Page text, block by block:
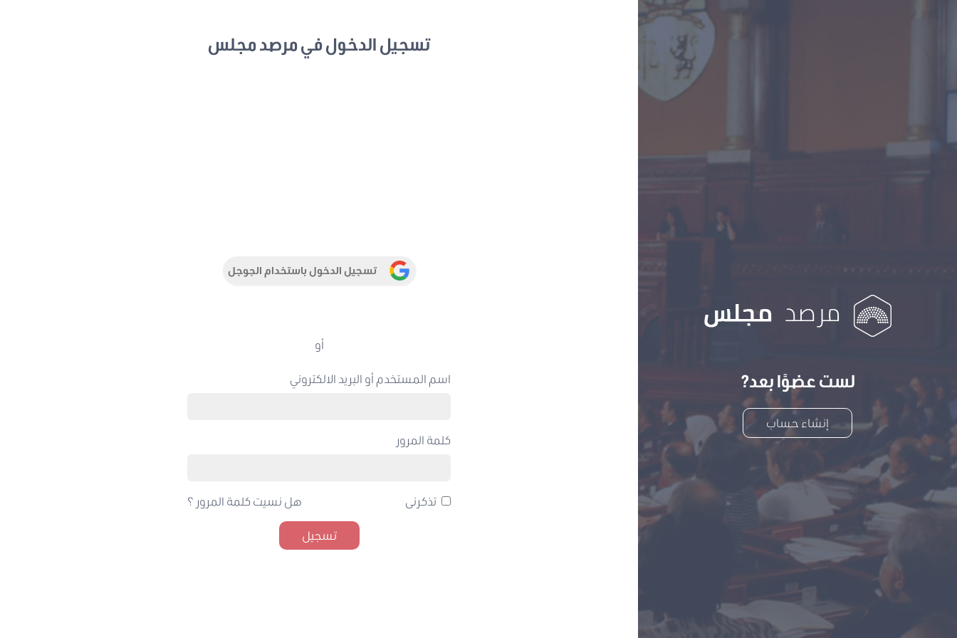
لست عضوًا بعد?
إنشاء حساب
تسجيل الدخول في مرصد مجلس
تسجيل الدخول باستخدام الجوجل
أو
اسم المستخدم أو البريد الالكتروني
كلمة المرور
تذكرنى هل نسيت كلمة المرور ؟